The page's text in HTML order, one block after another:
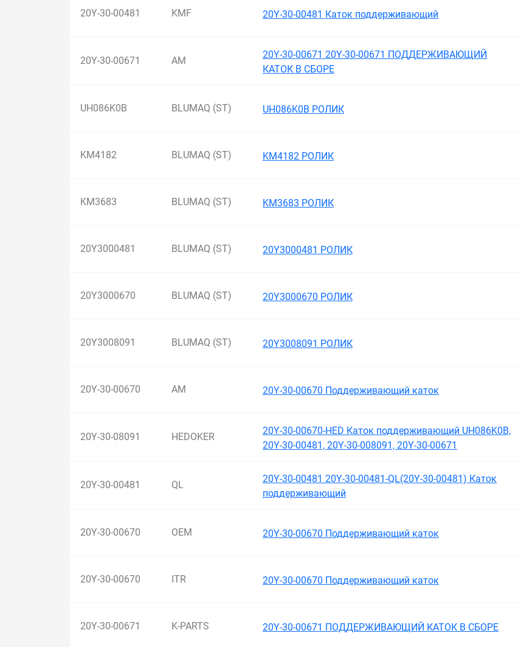
20Y-30-00481 KMF 20Y-30-00481 Каток поддерживающий
20Y-30-00671 AM
20Y-30-00671 20Y-30-00671 ПОДДЕРЖИВАЮЩИЙ
КАТОК В СБОРЕ
UH086K0B BLUMAQ (ST) UH086K0B РОЛИК
KM4182 BLUMAQ (ST) KM4182 РОЛИК
KM3683 BLUMAQ (ST) KM3683 РОЛИК
20Y3000481 BLUMAQ (ST) 20Y3000481 РОЛИК
20Y3000670 BLUMAQ (ST) 20Y3000670 РОЛИК
20Y3008091 BLUMAQ (ST) 20Y3008091 РОЛИК
20Y-30-00670 AM 20Y-30-00670 Поддерживающий каток
20Y-30-08091 HEDOKER
20Y-30-00670-HED Каток поддерживающий UH086K0B,
20Y-30-00481, 20Y-30-008091, 20Y-30-00671
20Y-30-00481 QL
20Y-30-00481 20Y-30-00481-QL(20Y-30-00481) Каток
поддерживающий
20Y-30-00670 OEM 20Y-30-00670 Поддерживающий каток
20Y-30-00670 ITR 20Y-30-00670 Поддерживающий каток
20Y-30-00671 K-PARTS 20Y-30-00671 ПОДДЕРЖИВАЮЩИЙ КАТОК В СБОРЕ